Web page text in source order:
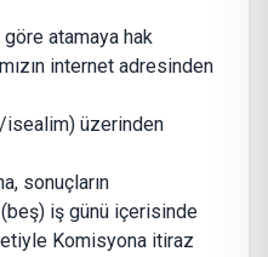
göre atamaya hak
internet adresinden
üzerinden
sonuçların
(beş) iş günü içerisinde
Komisyona itiraz